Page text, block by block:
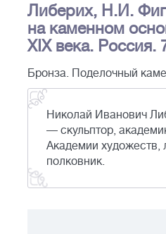
Либерих, Н.И.
на каменном
XIX века. Россия.
Бронза. Поделочный
Николай Иванович
— скульптор,
Академии художеств,
полковник.